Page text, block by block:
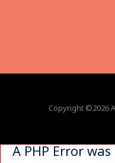
Copyright ©2026
A PHP Error